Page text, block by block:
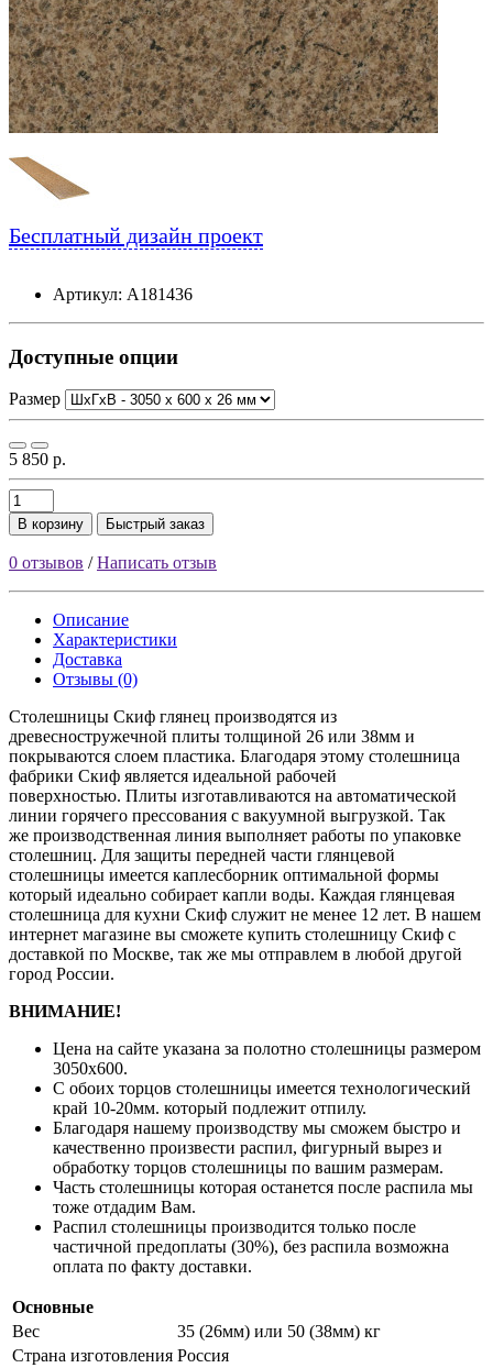
Бесплатный дизайн проект
Артикул: А181436
Доступные опции
Размер
5 850 р.
В корзину Быстрый заказ
0 отзывов /Написать отзыв
Описание
Характеристики
Доставка
Отзывы (0)
Столешницы Скиф глянец производятся из
древесностружечной плиты толщиной 26 или 38мм и
покрываются слоем пластика. Благодаря этому столешница
фабрики Скиф является идеальной рабочей
поверхностью. Плиты изготавливаются на автоматической
линии горячего прессования с вакуумной выгрузкой. Так
же производственная линия выполняет работы по упаковке
столешниц. Для защиты передней части глянцевой
столешницы имеется каплесборник оптимальной формы
который идеально собирает капли воды. Каждая глянцевая
столешница для кухни Скиф служит не менее 12 лет. В нашем
интернет магазине вы сможете купить столешницу Скиф с
доставкой по Москве, так же мы отправлем в любой другой
город России.
ВНИМАНИЕ!
Цена на сайте указана за полотно столешницы размером
3050х600.
С обоих торцов столешницы имеется технологический
край 10-20мм. который подлежит отпилу.
Благодаря нашему производству мы сможем быстро и
качественно произвести распил, фигурный вырез и
обработку торцов столешницы по вашим размерам.
Часть столешницы которая останется после распила мы
тоже отдадим Вам.
Распил столешницы производится только после
частичной предоплаты (30%), без распила возможна
оплата по факту доставки.
Основные
Вес
35 (26мм) или 50 (38мм) кг
Страна изготовления Россия